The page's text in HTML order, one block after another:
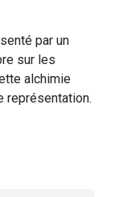
par un
sur les
alchimie
représentation.